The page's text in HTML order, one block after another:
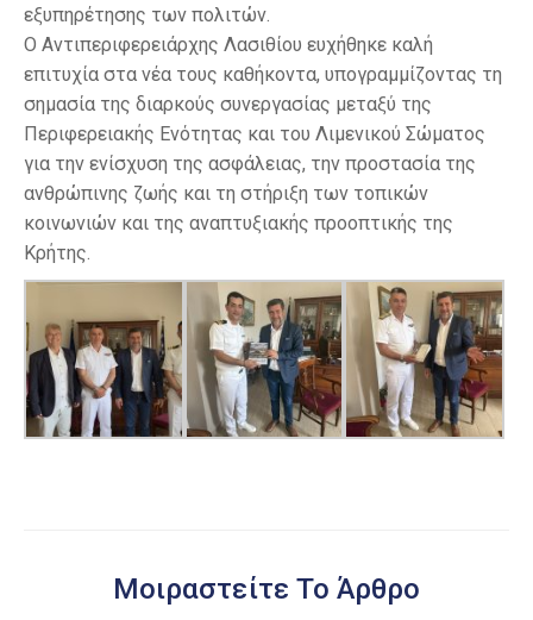
εξυπηρέτησης των πολιτών.
Ο Αντιπεριφερειάρχης Λασιθίου ευχήθηκε καλή
επιτυχία στα νέα τους καθήκοντα, υπογραμμίζοντας τη
σημασία της διαρκούς συνεργασίας μεταξύ της
Περιφερειακής Ενότητας και του Λιμενικού Σώματος
για την ενίσχυση της ασφάλειας, την προστασία της
ανθρώπινης ζωής και τη στήριξη των τοπικών
κοινωνιών και της αναπτυξιακής προοπτικής της
Κρήτης.
Μοιραστείτε Το Άρθρο